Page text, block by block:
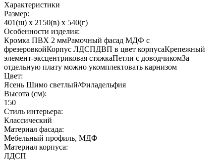
Характеристики
Размер:
401(ш) x 2150(в) x 540(г)
Особенности изделия:
Кромка ПВХ 2 ммРамочный фасад МДФ с
фрезеровкойКорпус ЛДСПДВП в цвет корпусаКрепежный
элемент-эксцентриковая стяжкаПетли с доводчикомЗа
отдельную плату можно укомплектовать карнизом
Цвет:
Ясень Шимо светлый/Филадельфия
Высота (см):
150
Стиль интерьера:
Классический
Материал фасада:
Мебельный профиль, МДФ
Материал корпуса:
ЛДСП